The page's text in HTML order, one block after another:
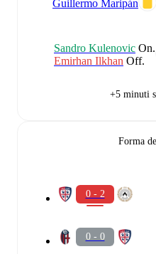
Guillermo Maripán
Sandro Kulenovic On.
Emirhan Ilkhan Off.
+5 minuti
Forma
0 - 2
0 - 0